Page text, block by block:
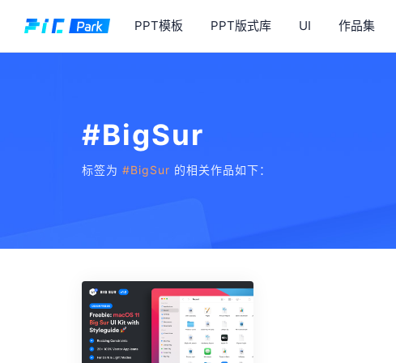
PPT模板 PPT版式库 UI 作品集
#BigSur
标签为 #BigSur 的相关作品如下：